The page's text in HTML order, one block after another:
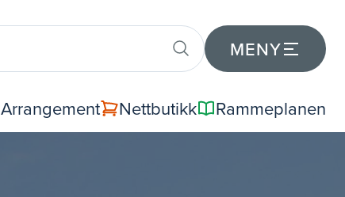
MENY
Arrangement Nettbutikk Rammeplanen